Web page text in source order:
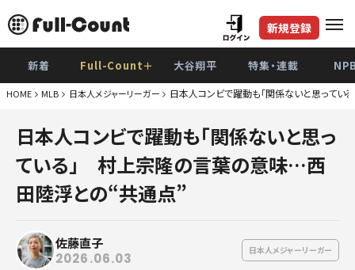
新規登録
新着 Full-Count＋ 大谷翔平 特集・連載
巨
ヤク
HOME MLB 日本人メジャーリーガー 日本人コンビで躍動も「関係ないと思って
日本人コンビで躍動も「関係ないと思っ
ている」 村上宗隆の言葉の意味…西
田陸浮との“共通点”
佐藤直子
2026.06.03
日本人メジャーリーガー